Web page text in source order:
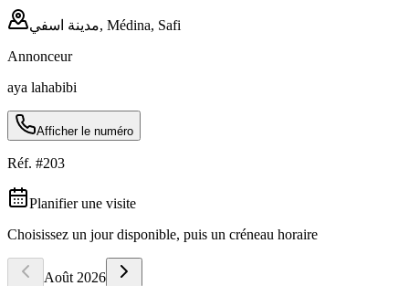
مدينة اسفي, Médina, Safi
Annonceur
aya lahabibi
Afficher le numéro
Réf. #203
Planifier une visite
Choisissez un jour disponible, puis un créneau horaire
Août 2026